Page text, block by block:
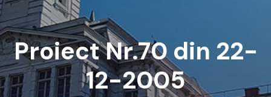
Proiect Nr.70 din 22-
12-2005